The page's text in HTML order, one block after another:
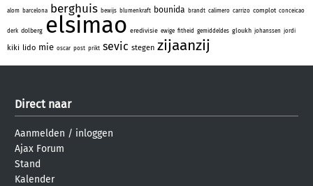
alom barcelona berghuis bewijs blumenkraft bounida brandt calimero carrizo complot conceicao
derk dolberg elsimao eredivisie ewige fitheid gemiddeldes gloukh johanssen jordi
kiki lido mie oscar post prikt sevic stegen zijaanzij
Direct naar
Aanmelden / inloggen
Ajax Forum
Stand
Kalender